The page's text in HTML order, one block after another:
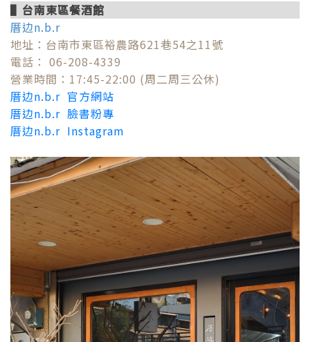
▌台南東區餐酒館
厝边n.b.r
地址：台南市東區裕農路621巷54之11號
電話： 06-208-4339
營業時間：17:45-22:00 (周二周三公休)
厝边n.b.r 官方網站
厝边n.b.r 臉書粉專
厝边n.b.r Instagram